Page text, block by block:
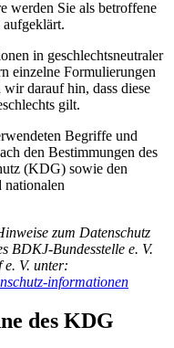
werden Sie als betroffene
aufgeklärt.
in geschlechtsneutraler
einzelne Formulierungen
darauf hin, dass diese
gilt.
Begriffe und
den Bestimmungen des
(KDG) sowie den
nationalen
zum Datenschutz
BDKJ-Bundesstelle e. V.
e. V. unter:
informationen
des KDG